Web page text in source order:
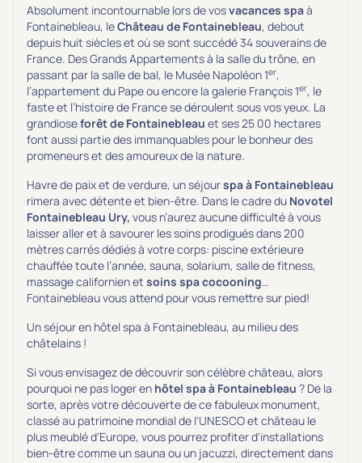
Absolument incontournable lors de vosvacances spaà
Fontainebleau, leChâteau de Fontainebleau, debout
depuis huit siècles et où se sont succédé 34 souverains de
France. Des Grands Appartements à la salle du trône, en
passant par la salle de bal, le Musée Napoléon 1er,
l’appartement du Pape ou encore la galerie François 1er, le
faste et l’histoire de France se déroulent sous vos yeux. La
grandioseforêt de Fontainebleau et ses 25 00 hectares
font aussi partie des immanquables pour le bonheur des
promeneurs et des amoureux de la nature.
Havre de paix et de verdure, un séjourspa à Fontainebleau
rimera avec détente et bien-être. Dans le cadre du Novotel
Fontainebleau Ury, vous n’aurez aucune difficulté à vous
laisser aller et à savourer les soins prodigués dans 200
mètres carrés dédiés à votre corps: piscine extérieure
chauffée toute l’année, sauna, solarium, salle de fitness,
massage californien et soins spa cocooning…
Fontainebleau vous attend pour vous remettre sur pied!
Un séjour en hôtel spa à Fontainebleau, au milieu des
châtelains !
Si vous envisagez de découvrir son célèbre château, alors
pourquoi ne pas loger en hôtel spa à Fontainebleau ? De la
sorte, après votre découverte de ce fabuleux monument,
classé au patrimoine mondial de l'UNESCO et château le
plus meublé d'Europe, vous pourrez profiter d'installations
bien-être comme un sauna ou un jacuzzi, directement dans